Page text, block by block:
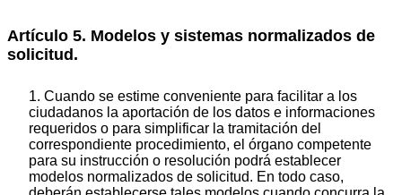
Artículo 5. Modelos y sistemas normalizados de
solicitud.
1. Cuando se estime conveniente para facilitar a los
ciudadanos la aportación de los datos e informaciones
requeridos o para simplificar la tramitación del
correspondiente procedimiento, el órgano competente
para su instrucción o resolución podrá establecer
modelos normalizados de solicitud. En todo caso,